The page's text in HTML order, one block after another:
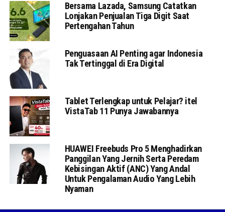
Bersama Lazada, Samsung Catatkan
Lonjakan Penjualan Tiga Digit Saat
Pertengahan Tahun
Penguasaan AI Penting agar Indonesia
Tak Tertinggal di Era Digital
Tablet Terlengkap untuk Pelajar? itel
VistaTab 11 Punya Jawabannya
HUAWEI Freebuds Pro 5 Menghadirkan
Panggilan Yang Jernih Serta Peredam
Kebisingan Aktif (ANC) Yang Andal
Untuk Pengalaman Audio Yang Lebih
Nyaman